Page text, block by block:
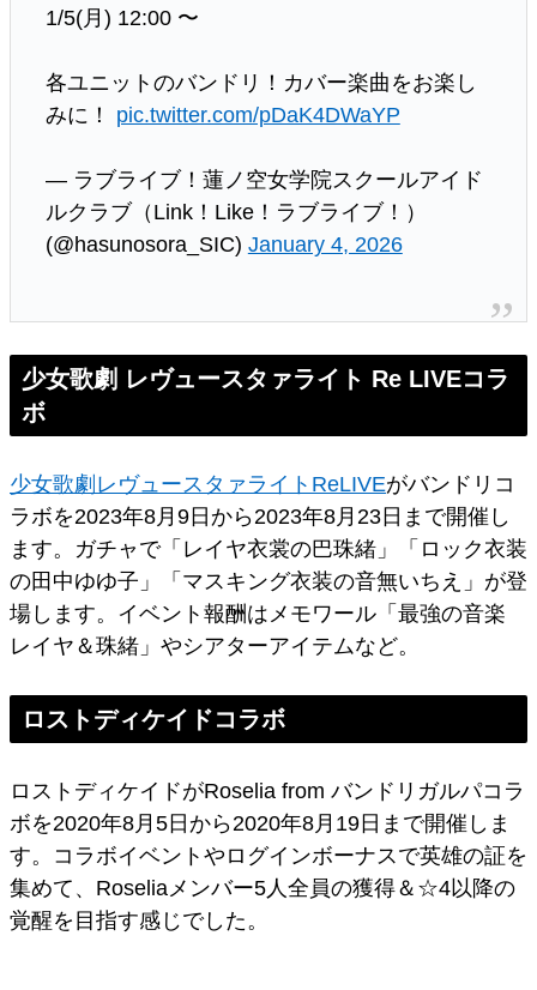
1/5(月) 12:00 〜
各ユニットのバンドリ！カバー楽曲をお楽し
みに！ pic.twitter.com/pDaK4DWaYP
— ラブライブ！蓮ノ空女学院スクールアイド
ルクラブ（Link！Like！ラブライブ！）
(@hasunosora_SIC) January 4, 2026
少女歌劇 レヴュースタァライト Re LIVEコラ
ボ
少女歌劇レヴュースタァライトReLIVEがバンドリコ
ラボを2023年8月9日から2023年8月23日まで開催し
ます。ガチャで「レイヤ衣裳の巴珠緒」「ロック衣装
の田中ゆゆ子」「マスキング衣装の音無いちえ」が登
場します。イベント報酬はメモワール「最強の音楽
レイヤ＆珠緒」やシアターアイテムなど。
ロストディケイドコラボ
ロストディケイドがRoselia from バンドリガルパコラ
ボを2020年8月5日から2020年8月19日まで開催しま
す。コラボイベントやログインボーナスで英雄の証を
集めて、Roseliaメンバー5人全員の獲得＆☆4以降の
覚醒を目指す感じでした。